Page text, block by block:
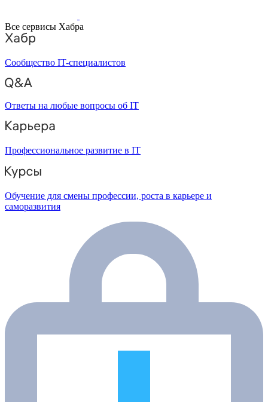
Все сервисы Хабра
Сообщество IT-специалистов
Ответы на любые вопросы об IT
Профессиональное развитие в IT
Обучение для смены профессии, роста в карьере и
саморазвития